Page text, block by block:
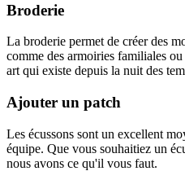
Broderie
La broderie permet de créer des
comme des armoiries familiales
art qui existe depuis la nuit des
Ajouter un patch
Les écussons sont un excellent
équipe. Que vous souhaitiez un
nous avons ce qu'il vous faut.